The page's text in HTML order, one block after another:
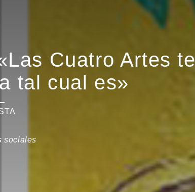
Cuatro Artes te
tal cual es»
sociales